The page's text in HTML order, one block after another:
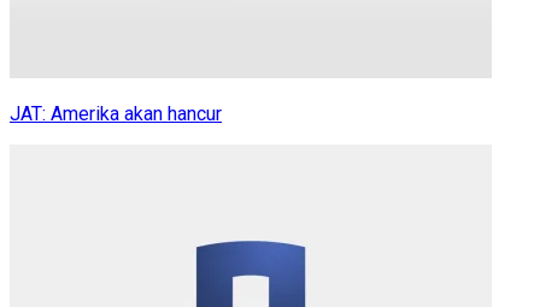
JAT: Amerika akan hancur